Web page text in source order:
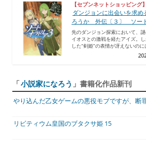
【セブンネットショッピング】
ダンジョンに出会いを求
ろうか 外伝〔３〕 ソー
先のダンジョン探索において、
イオスとの激戦を経たアイズ。
した“剣姫”の表情が冴えないの
「小説家になろう 」書籍化作品新刊
やり込んだ乙女ゲームの悪役モブですが、断
リビティウム皇国のブタクサ姫 15